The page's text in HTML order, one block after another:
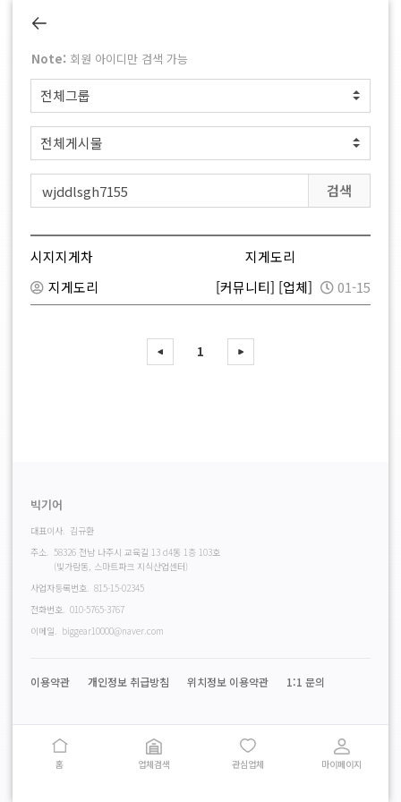
Note: 회원 아이디만 검색 가능
검색
시지지게차
지게도리
지게도리
[커뮤니티] [업체] 01-15
1
빅기어
대표이사. 김규환
주소. 58326 전남 나주시 교육길 13 d4동 1층 103호
(빛가람동, 스마트파크 지식산업센터)
사업자등록번호. 815-15-02345
전화번호. 010-5765-3767
이메일. biggear10000@naver.com
이용약관 개인정보 취급방침 위치정보 이용약관 1:1 문의
홈 업체검색 관심업체 마이페이지